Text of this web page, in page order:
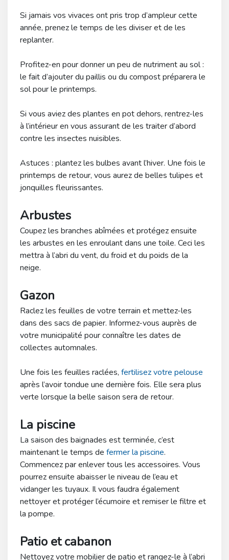
Si jamais vos vivaces ont pris trop d’ampleur cette
année, prenez le temps de les diviser et de les
replanter.
Profitez-en pour donner un peu de nutriment au sol :
le fait d’ajouter du paillis ou du compost préparera le
sol pour le printemps.
Si vous aviez des plantes en pot dehors, rentrez-les
à l’intérieur en vous assurant de les traiter d’abord
contre les insectes nuisibles.
Astuces : plantez les bulbes avant l’hiver. Une fois le
printemps de retour, vous aurez de belles tulipes et
jonquilles fleurissantes.
Arbustes
Coupez les branches abîmées et protégez ensuite
les arbustes en les enroulant dans une toile. Ceci les
mettra à l’abri du vent, du froid et du poids de la
neige.
Gazon
Raclez les feuilles de votre terrain et mettez-les
dans des sacs de papier. Informez-vous auprès de
votre municipalité pour connaître les dates de
collectes automnales.
Une fois les feuilles raclées, fertilisez votre pelouse
après l’avoir tondue une dernière fois. Elle sera plus
verte lorsque la belle saison sera de retour.
La piscine
La saison des baignades est terminée, c’est
maintenant le temps de fermer la piscine.
Commencez par enlever tous les accessoires. Vous
pourrez ensuite abaisser le niveau de l’eau et
vidanger les tuyaux. Il vous faudra également
nettoyer et protéger l’écumoire et remiser le filtre et
la pompe.
Patio et cabanon
Nettoyez votre mobilier de patio et rangez-le à l’abri